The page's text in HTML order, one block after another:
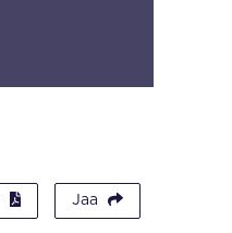
Jaa